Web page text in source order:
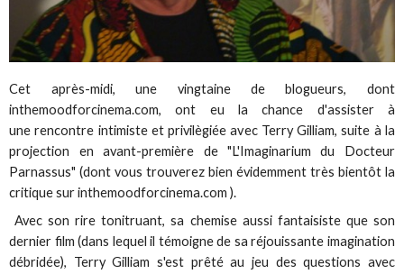
Cet après-midi, une vingtaine de blogueurs, dont
inthemoodforcinema.com, ont eu la chance d'assister à
une rencontre intimiste et privilègiée avec Terry Gilliam, suite à la
projection en avant-première de "L'Imaginarium du Docteur
Parnassus" (dont vous trouverez bien évidemment très bientôt la
critique sur inthemoodforcinema.com ).
Avec son rire tonitruant, sa chemise aussi fantaisiste que son
dernier film (dans lequel il témoigne de sa réjouissante imagination
débridée), Terry Gilliam s'est prêté au jeu des questions avec